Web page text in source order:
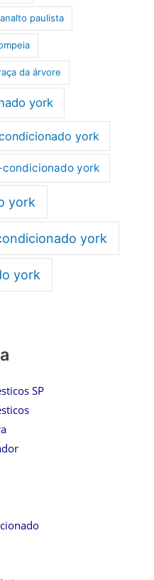
paulista
da árvore
york
york
york
york
york
york
SP